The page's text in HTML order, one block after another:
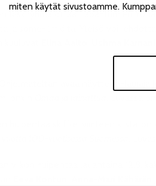
miten käytät sivustoamme.
Riskiryhmä ottaa Tapahtumien
ja some-ilmiöitä. Yleisö voi
kuuluvat
avaa näyttelijä-laulaja
onkin
huipentaa skiffle-viihteen
viikon huipentaa lauantaina 12.8.